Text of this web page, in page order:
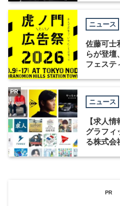
ニュース
佐藤可士
らが登壇
フェステ
ニュース
【求人
グラフィ
る株式会
PR
PR